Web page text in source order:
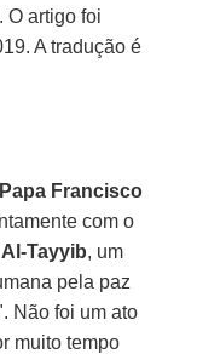
. O artigo foi
A tradução é
Papa Francisco
com o
Tayyib, um
pela paz
Não foi um ato
muito tempo